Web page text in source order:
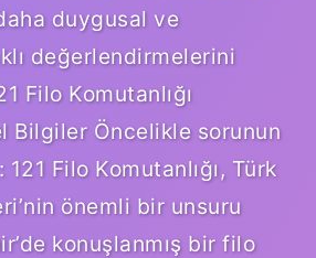
duygusal ve
değerlendirmelerini
Filo Komutanlığı
Bilgiler Öncelikle sorunun
121 Filo Komutanlığı, Türk
önemli bir unsuru
konuşlanmış bir filo